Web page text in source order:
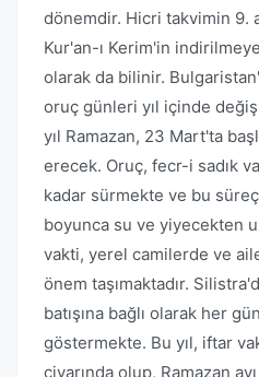
dönemdir. Hicri takvimin 9.
Kur'an-ı Kerim'in
olarak da bilinir.
oruç günleri yıl içinde
yıl Ramazan, 23 Mart'ta
erecek. Oruç, fecr-i sadık
kadar sürmekte ve bu
boyunca su ve yiyecekten
vakti, yerel camilerde ve
önem taşımaktadır.
batışına bağlı olarak her
göstermekte. Bu yıl, iftar
civarında olup, Ramazan